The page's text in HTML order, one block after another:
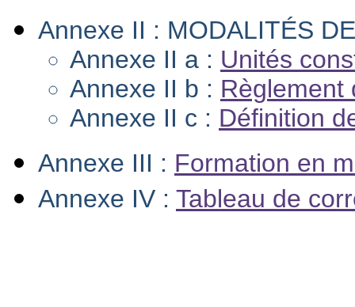
Annexe II : MODALITÉS
Annexe II a : Unités
Annexe II b : Règlement
Annexe II c : Définition
Annexe III : Formation en
Annexe IV : Tableau de